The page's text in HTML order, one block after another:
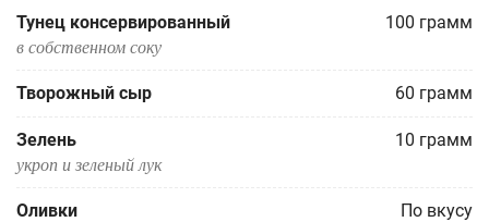
Тунец консервированный 100 грамм
в собственном соку
Творожный сыр 60 грамм
Зелень 10 грамм
укроп и зеленый лук
Оливки По вкусу